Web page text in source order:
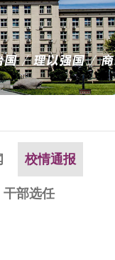
校情通报
干部选任